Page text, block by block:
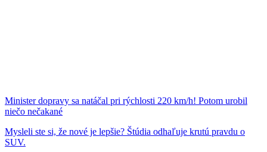
Minister dopravy sa natáčal pri rýchlosti 220 km/h! Potom urobil
niečo nečakané
Mysleli ste si, že nové je lepšie? Štúdia odhaľuje krutú pravdu o
SUV.